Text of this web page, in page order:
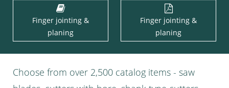
Finger jointing &
planing
Finger jointing &
planing
Choose from over 2,500 catalog items - saw